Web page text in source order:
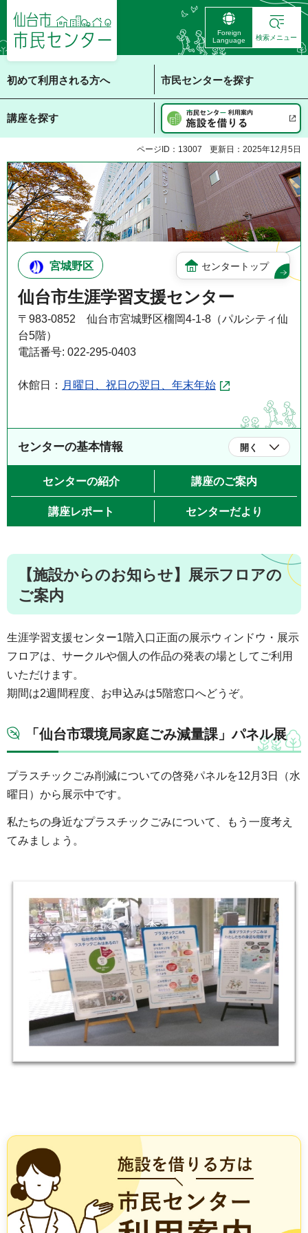
仙台市 市民センタ
ー
Foreign
Language
検索メニュー
初めて利用される方へ 市民センターを探す
講座を探す
ページID：13007 更新日：2025年12月5日
宮城野区 センタートップ
仙台市生涯学習支援センター
〒983-0852 仙台市宮城野区榴岡4-1-8（パルシティ仙
台5階）
電話番号: 022-295-0403
休館日： 月曜日、祝日の翌日、年末年始
センターの基本情報 開く
センターの紹介 講座のご案内
講座レポート センターだより
【施設からのお知らせ】展示フロアの
ご案内
生涯学習支援センター1階入口正面の展示ウィンドウ・展示
フロアは、サークルや個人の作品の発表の場としてご利用
いただけます。
期間は2週間程度、お申込みは5階窓口へどうぞ。
「仙台市環境局家庭ごみ減量課」パネル展
プラスチックごみ削減についての啓発パネルを12月3日（水
曜日）から展示中です。
私たちの身近なプラスチックごみについて、もう一度考え
てみましょう。